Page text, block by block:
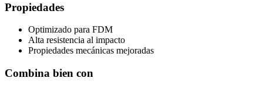
Propiedades
Optimizado para FDM
Alta resistencia al impacto
Propiedades mecánicas mejoradas
Combina bien con